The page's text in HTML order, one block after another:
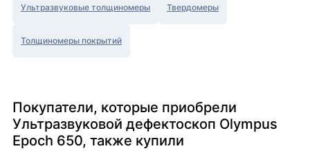
Ультразвуковые толщиномеры Твердомеры
Толщиномеры покрытий
Покупатели, которые приобрели
Ультразвуковой дефектоскоп Olympus
Epoch 650, также купили